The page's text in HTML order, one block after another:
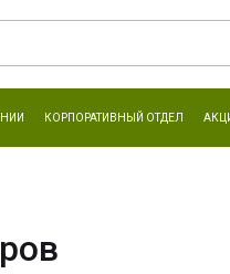
КОРПОРАТИВНЫЙ ОТДЕЛ